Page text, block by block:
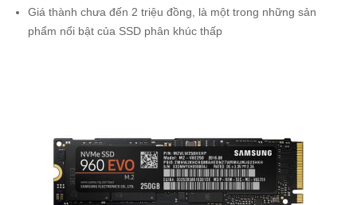
Giá thành chưa đến 2 triệu đồng, là một trong những sản
phẩm nổi bật của SSD phân khúc thấp